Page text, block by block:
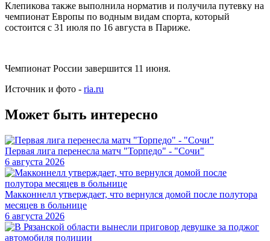
Клепикова также выполнила норматив и получила путевку на
чемпионат Европы по водным видам спорта, который
состоится с 31 июля по 16 августа в Париже.
Чемпионат России завершится 11 июня.
Источник и фото - ria.ru
Может быть интересно
Первая лига перенесла матч "Торпедо" - "Сочи"
6 августа 2026
Макконнелл утверждает, что вернулся домой после полутора
месяцев в больнице
6 августа 2026